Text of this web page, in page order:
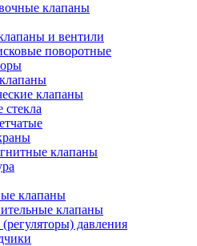
клапаны
и вентили
поворотные
клапаны
клапаны
клапаны
клапаны
давления